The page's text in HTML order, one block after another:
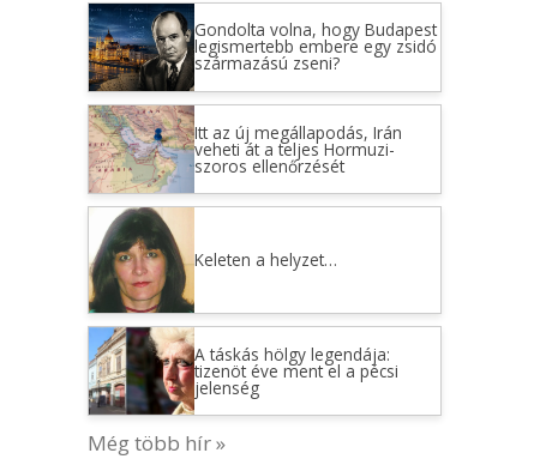
Gondolta volna, hogy Budapest
legismertebb embere egy zsidó
származású zseni?
Itt az új megállapodás, Irán
veheti át a teljes Hormuzi-
szoros ellenőrzését
Keleten a helyzet…
A táskás hölgy legendája:
tizenöt éve ment el a pécsi
jelenség
Még több hír »